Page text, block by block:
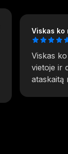
Viskas ko
Viskas
vietoje ir
ataskaitą